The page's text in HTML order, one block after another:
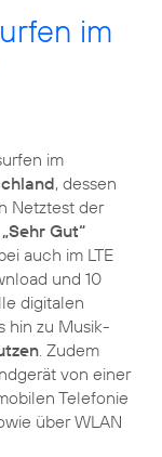
im
im
, dessen
Netztest der
Gut“
auch im LTE
und 10
digitalen
hin zu Musik-
. Zudem
von einer
Telefonie
über WLAN